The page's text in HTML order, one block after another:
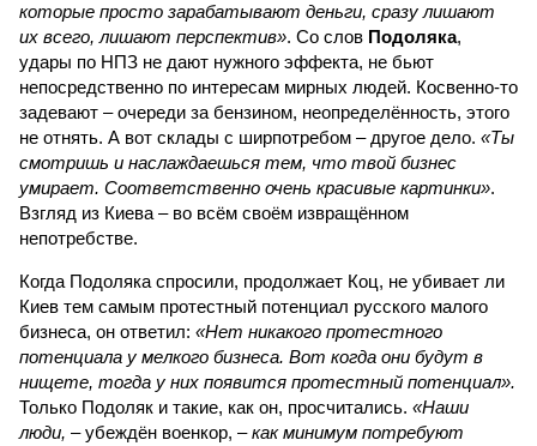
которые просто зарабатывают деньги, сразу лишают
их всего, лишают перспектив». Со слов Подоляка,
удары по НПЗ не дают нужного эффекта, не бьют
непосредственно по интересам мирных людей. Косвенно-то
задевают – очереди за бензином, неопределённость, этого
не отнять. А вот склады с ширпотребом – другое дело. «Ты
смотришь и наслаждаешься тем, что твой бизнес
умирает. Соответственно очень красивые картинки».
Взгляд из Киева – во всём своём извращённом
непотребстве.
Когда Подоляка спросили, продолжает Коц, не убивает ли
Киев тем самым протестный потенциал русского малого
бизнеса, он ответил: «Нет никакого протестного
потенциала у мелкого бизнеса. Вот когда они будут в
нищете, тогда у них появится протестный потенциал».
Только Подоляк и такие, как он, просчитались. «Наши
люди, – убеждён военкор, –как минимум потребуют